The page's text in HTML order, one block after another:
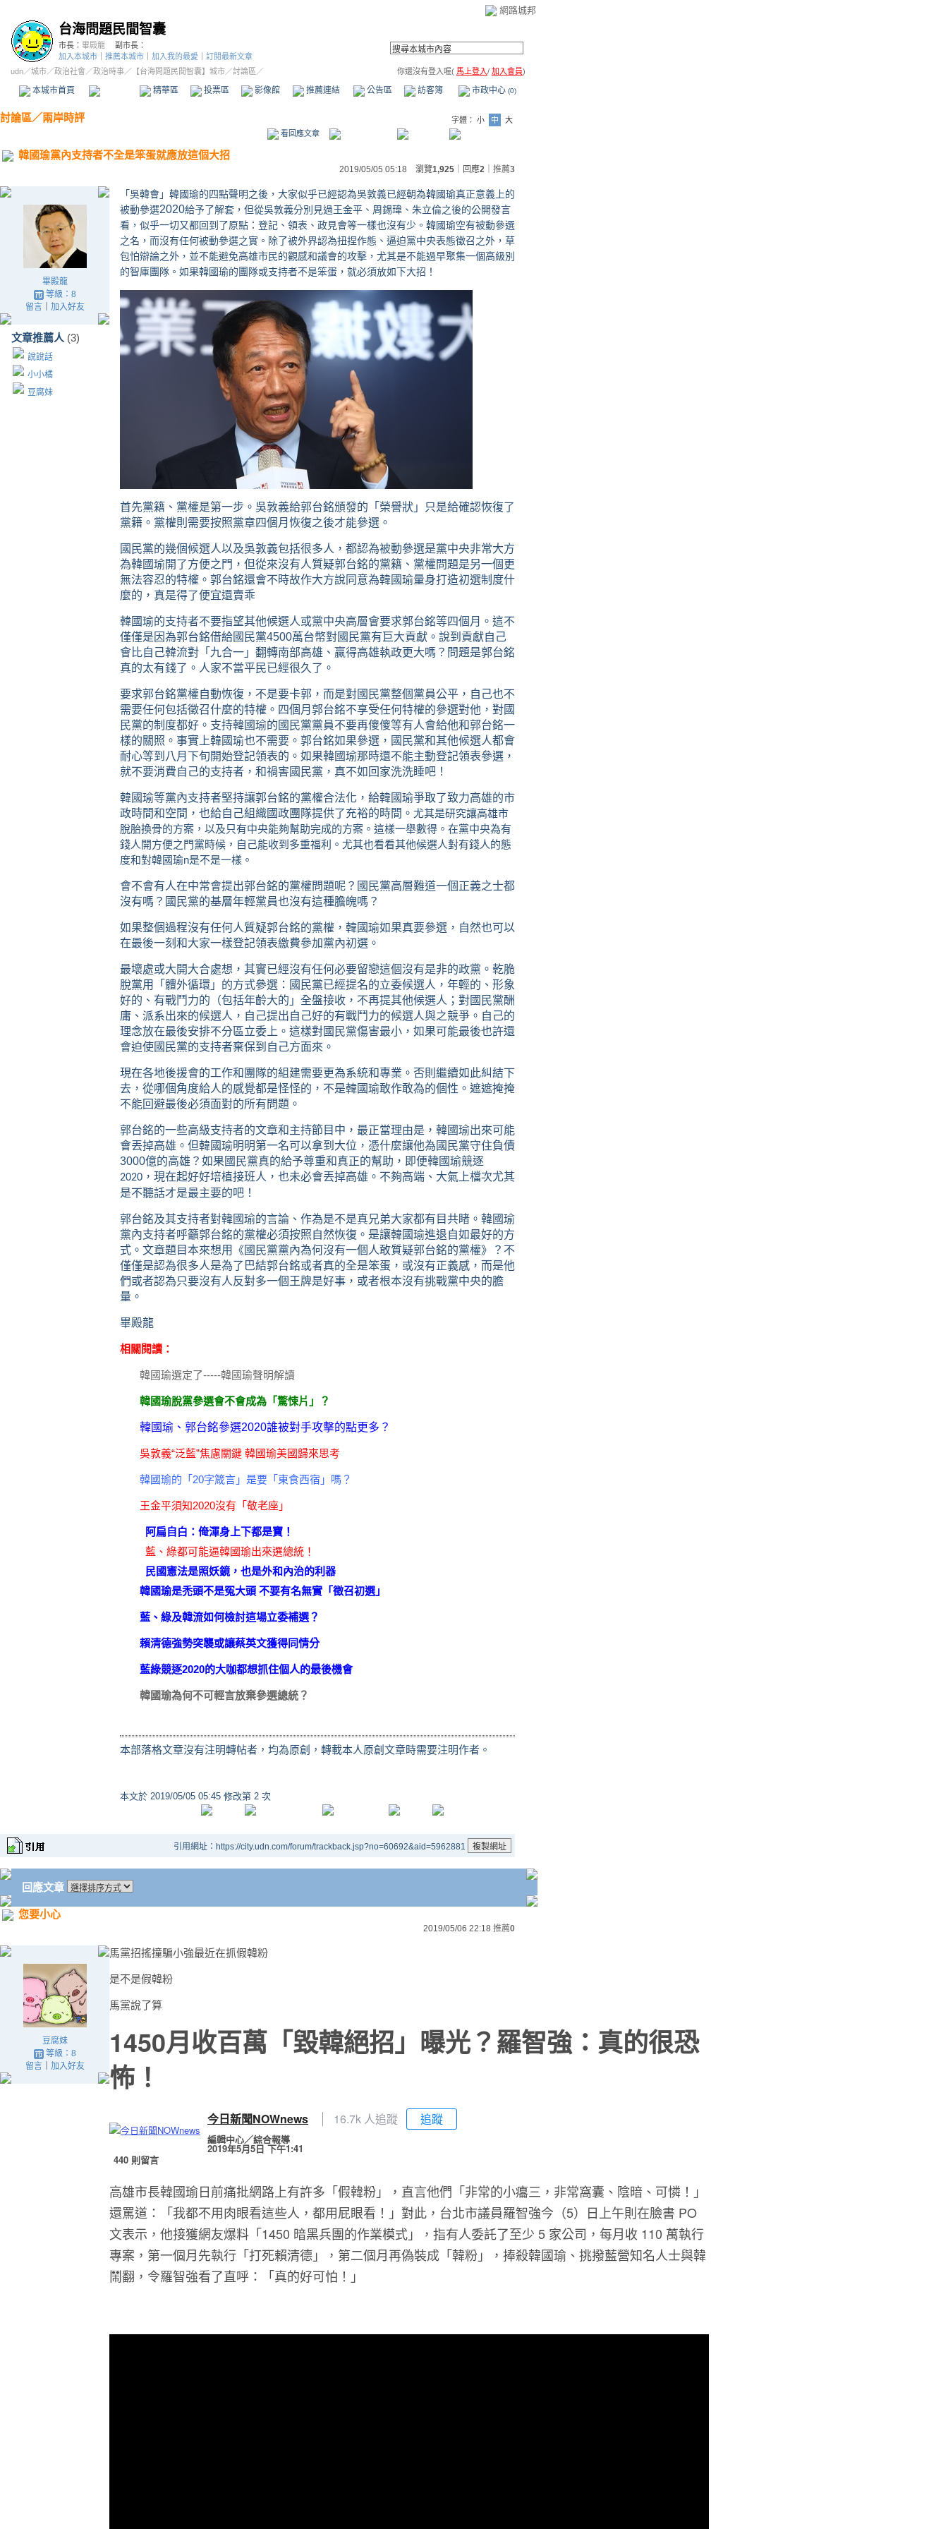
網路城邦
台海問題民間智囊
市長： 畢殿龍
副市長：
加入本城市
推薦本城市 加入我的最愛
訂閱最新文章
udn／城市／政治社會 ／政治時事／ 【台海問題民間智囊】城市／討論區／ 你還沒有登入喔( 馬上登入/ 加入會員)
本城市首頁 精華區 投票區 影像館 推薦連結 公告區 訪客簿 市政中心 (0)
討論區／兩岸時評 字體： 小 中
大
看回應文章
韓國瑜黨內支持者不全是笨蛋就應放這個大招
2019/05/05 05:18 瀏覽1,925 ｜回應2 推薦3
畢殿龍
等級：8
留言｜ 加入好友
文章推薦人 (3)
說說話
小小橘
豆腐妹
「吳韓會」韓國瑜的四點聲明之後，大家似乎已經認為吳敦義已經朝為韓國瑜真正意義上的
被動參選2020給予了解套，但從吳敦義分別見過王金平、周錫瑋、朱立倫之後的公開發言
看，似乎一切又都回到了原點：登記、領表、政見會等一樣也沒有少。韓國瑜空有被動參選
之名，而沒有任何被動參選之實。除了被外界認為扭捏作態、逼迫黨中央表態徵召之外，草
包怕辯論之外，並不能避免高雄市民的觀感和議會的攻擊，尤其是不能過早聚集一個高級別
的智庫團隊。如果韓國瑜的團隊或支持者不是笨蛋，就必須放如下大招！
首先黨籍、黨權是第一步。吳敦義給郭台銘頒發的「榮譽狀」只是給確認恢復了
黨籍。黨權則需要按照黨章四個月恢復之後才能參選。
國民黨的幾個候選人以及吳敦義包括很多人，都認為被動參選是黨中央非常大方
為韓國瑜開了方便之門，但從來沒有人質疑郭台銘的黨籍、黨權問題是另一個更
無法容忍的特權。郭台銘還會不時故作大方說同意為韓國瑜量身打造初選制度什
麼的，真是得了便宜還賣乖
韓國瑜的支持者不要指望其他候選人或黨中央高層會要求郭台銘等四個月。這不
僅僅是因為郭台銘借給國民黨4500萬台幣對國民黨有巨大貢獻。說到貢獻自己
會比自己韓流對「九合一」翻轉南部高雄、贏得高雄執政更大嗎？問題是郭台銘
真的太有錢了。人家不當平民已經很久了。
要求郭台銘黨權自動恢復，不是要卡郭，而是對國民黨整個黨員公平，自己也不
需要任何包括徵召什麼的特權。四個月郭台銘不享受任何特權的參選對他，對國
民黨的制度都好。支持韓國瑜的國民黨黨員不要再傻傻等有人會給他和郭台銘一
樣的關照。事實上韓國瑜也不需要。郭台銘如果參選，國民黨和其他候選人都會
耐心等到八月下旬開始登記領表的。如果韓國瑜那時還不能主動登記領表參選，
就不要消費自己的支持者，和禍害國民黨，真不如回家洗洗睡吧！
韓國瑜等黨內支持者堅持讓郭台銘的黨權合法化，給韓國瑜爭取了致力高雄的市
政時間和空間，也給自己組織國政團隊提供了充裕的時間。 尤其是研究讓高雄市
脫胎換骨的方案，以及只有中央能夠幫助完成的方案。這樣一舉數得。在黨中央為有
錢人開方便之門黨時候，自己能收到多重福利。尤其也看看其他候選人對有錢人的態
度和對韓國瑜n是不是一樣。
會不會有人在中常會提出郭台銘的黨權問題呢？國民黨高層難道一個正義之士都
沒有嗎？國民黨的基層年輕黨員也沒有這種膽魄嗎？
如果整個過程沒有任何人質疑郭台銘的黨權，韓國瑜如果真要參選，自然也可以
在最後一刻和大家一樣登記領表繳費參加黨內初選。
最壞處或大開大合處想，其實已經沒有任何必要留戀這個沒有是非的政黨。乾脆
脫黨用「體外循環」的方式參選：國民黨已經提名的立委候選人，年輕的、形象
好的、有戰鬥力的（包括年齡大的」全盤接收，不再提其他候選人；對國民黨酬
庸、派系出來的候選人，自己提出自己好的有戰鬥力的候選人與之競爭。自己的
理念放在最後安排不分區立委上。這樣對國民黨傷害最小，如果可能最後也許還
會迫使國民黨的支持者棄保到自己方面來。
現在各地後援會的工作和團隊的組建需要更為系統和專業。否則繼續如此糾結下
去，從哪個角度給人的感覺都是怪怪的，不是韓國瑜敢作敢為的個性。遮遮掩掩
不能回避最後必須面對的所有問題。
郭台銘的一些高級支持者的文章和主持節目中，最正當理由是，韓國瑜出來可能
會丟掉高雄。但韓國瑜明明第一名可以拿到大位，憑什麼讓他為國民黨守住負債
3000億的高雄？如果國民黨真的給予尊重和真正的幫助，即便韓國瑜競逐
2020 ，現在起好好培植接班人，也未必會丟掉高雄。不夠高端、大氣上檔次尤其
是不聽話才是最主要的吧！
郭台銘及其支持者對韓國瑜的言論、作為是不是真兄弟大家都有目共睹。韓國瑜
黨內支持者呼籲郭台銘的黨權必須按照自然恢復。是讓韓國瑜進退自如最好的方
式。文章題目本來想用《國民黨黨內為何沒有一個人敢質疑郭台銘的黨權》？不
僅僅是認為很多人是為了巴結郭台銘或者真的全是笨蛋，或沒有正義感，而是他
們或者認為只要沒有人反對多一個王牌是好事，或者根本沒有挑戰黨中央的膽
量。
畢殿龍
相關閱讀：
韓國瑜選定了-----韓國瑜聲明解讀
韓國瑜脫黨參選會不會成為「驚悚片」？
韓國瑜、郭台銘參選2020誰被對手攻擊的點更多？
吳敦義“泛藍”焦慮關鍵 韓國瑜美國歸來思考
韓國瑜的「20字箴言」是要「東食西宿」嗎？
王金平須知2020沒有「敬老座」
阿扁自白：俺渾身上下都是寶！
藍、綠都可能逼韓國瑜出來選總統！
民國憲法是照妖鏡，也是外和內治的利器
韓國瑜是禿頭不是冤大頭 不要有名無實「徵召初選」
藍、綠及韓流如何檢討這場立委補選？
賴清德強勢突襲或讓蔡英文獲得同情分
藍綠競逐2020的大咖都想抓住個人的最後機會
韓國瑜為何不可輕言放棄參選總統？
本部落格文章沒有注明轉帖者，均為原創，轉載本人原創文章時需要注明作者。
本文於 2019/05/05 05:45 修改第 2 次
引用網址：https://city.udn.com/forum/trackback.jsp?no=60692&aid=5962881
回應文章
您要小心
2019/05/06 22:18 推薦0
豆腐妹
等級：8
留言｜ 加入好友
馬黨招搖撞騙小強最近在抓假韓粉
是不是假韓粉
馬黨說了算
1450月收百萬「毀韓絕招」曝光？羅智強：真的很恐
怖！
今日新聞NOWnews 16.7k 人追蹤 追蹤
編輯中心／綜合報導
2019年5月5日 下午1:41
440 則留言
高雄市長韓國瑜日前痛批網路上有許多「假韓粉」，直言他們「非常的小癟三，非常窩囊、陰暗、可憐！」
還罵道：「我都不用肉眼看這些人，都用屁眼看！」對此，台北市議員羅智強今（5）日上午則在臉書 PO
文表示，他接獲網友爆料「1450 暗黑兵團的作業模式」，指有人委託了至少 5 家公司，每月收 110 萬執行
專案，第一個月先執行「打死賴清德」，第二個月再偽裝成「韓粉」，捧殺韓國瑜、挑撥藍營知名人士與韓
鬧翻，令羅智強看了直呼：「真的好可怕！」